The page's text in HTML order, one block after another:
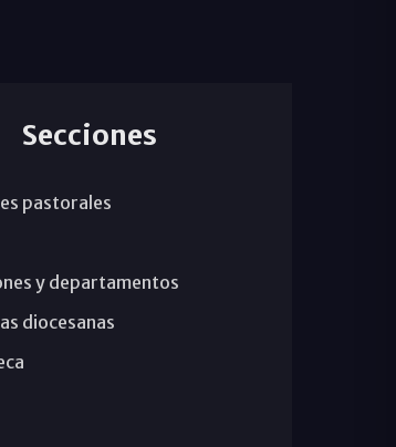
Secciones
pastorales
y departamentos
diocesanas